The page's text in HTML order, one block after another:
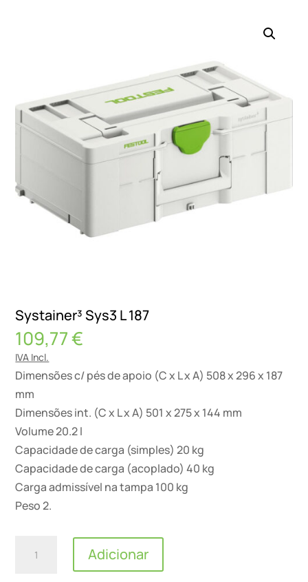
Systainer³ Sys3 L 187
109,77€
IVA Incl.
Dimensões c/ pés de apoio (C x L x A) 508 x 296 x 187
mm
Dimensões int. (C x L x A) 501 x 275 x 144 mm
Volume 20.2 l
Capacidade de carga (simples) 20 kg
Capacidade de carga (acoplado) 40 kg
Carga admissível na tampa 100 kg
Peso 2.
Quantidade
Adicionar